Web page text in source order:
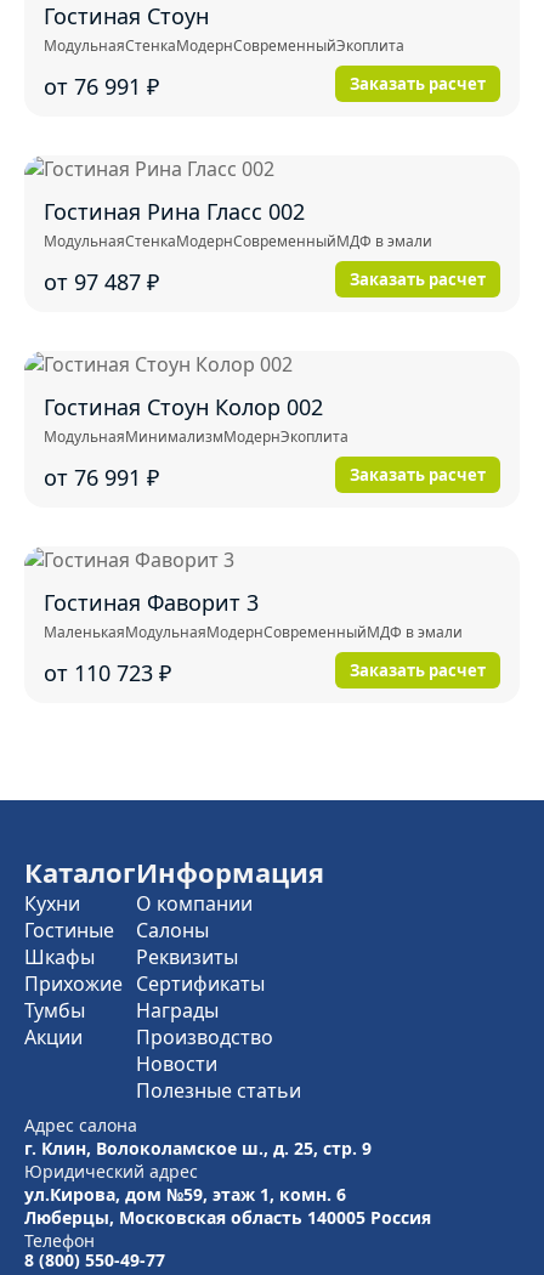
Гостиная Стоун
МодульнаяСтенкаМодернСовременныйЭкоплита
от 76 991 ₽ Заказать расчет
Гостиная Рина Гласс 002
МодульнаяСтенкаМодернСовременныйМДФ в эмали
от 97 487 ₽ Заказать расчет
Гостиная Стоун Колор 002
МодульнаяМинимализмМодернЭкоплита
от 76 991 ₽ Заказать расчет
Гостиная Фаворит 3
МаленькаяМодульнаяМодернСовременныйМДФ в эмали
от 110 723 ₽ Заказать расчет
Каталог
Кухни
Гостиные
Шкафы
Прихожие
Тумбы
Акции
Информация
О компании
Салоны
Реквизиты
Сертификаты
Награды
Производство
Новости
Полезные статьи
Адрес салона
г. Клин, Волоколамское ш., д. 25, стр. 9
Юридический адрес
ул.Кирова, дом №59, этаж 1, комн. 6
Люберцы, Московская область 140005 Россия
Телефон
8 (800) 550-49-77